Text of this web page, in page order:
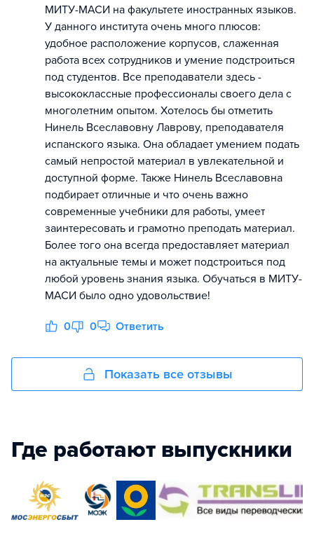
МИТУ-МАСИ на факультете иностранных языков.
У данного института очень много плюсов:
удобное расположение корпусов, слаженная
работа всех сотрудников и умение подстроиться
под студентов. Все преподаватели здесь -
высококлассные профессионалы своего дела с
многолетним опытом. Хотелось бы отметить
Нинель Всеславовну Лаврову, преподавателя
испанского языка. Она обладает умением подать
самый непростой материал в увлекательной и
доступной форме. Также Нинель Всеславовна
подбирает отличные и что очень важно
современные учебники для работы, умеет
заинтересовать и грамотно преподать материал.
Более того она всегда предоставляет материал
на актуальные темы и может подстроиться под
любой уровень знания языка. Обучаться в МИТУ-
МАСИ было одно удовольствие!
0 0 Ответить
Показать все отзывы
Где работают выпускники